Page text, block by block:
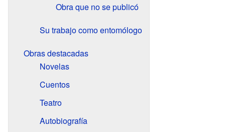
Obra que no se publicó
Su trabajo como entomólogo
Obras destacadas
Novelas
Cuentos
Teatro
Autobiografía